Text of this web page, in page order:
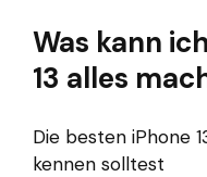
Was kann
13 alles
Die besten iPhone
kennen solltest